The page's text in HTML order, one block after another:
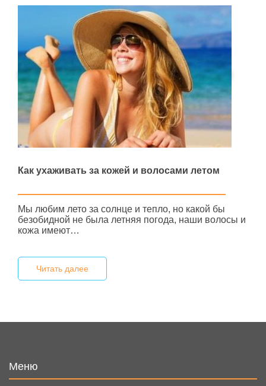
Как ухаживать за кожей и волосами летом
Мы любим лето за солнце и тепло, но какой бы
безобидной не была летняя погода, наши волосы и
кожа имеют…
Читать далее
Меню